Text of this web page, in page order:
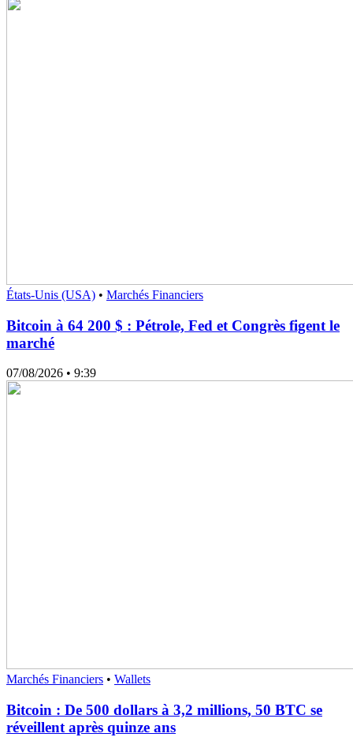
États-Unis (USA) • Marchés Financiers
Bitcoin à 64 200 $ : Pétrole, Fed et Congrès figent le
marché
07/08/2026 • 9:39
Marchés Financiers • Wallets
Bitcoin : De 500 dollars à 3,2 millions, 50 BTC se
réveillent après quinze ans